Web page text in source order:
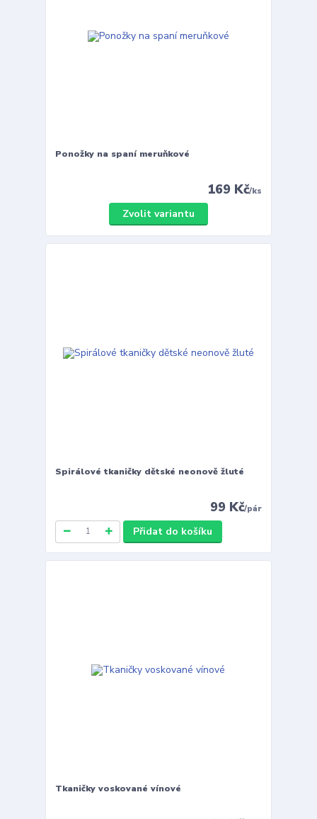
Ponožky na spaní meruňkové
169 Kč/ks
Zvolit variantu
Spirálové tkaničky dětské neonově žluté
99 Kč/pár
Přidat do košíku
Tkaničky voskované vínové